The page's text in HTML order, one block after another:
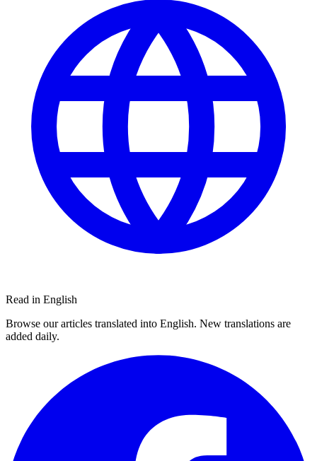
Read in English
Browse our articles translated into English. New translations are
added daily.